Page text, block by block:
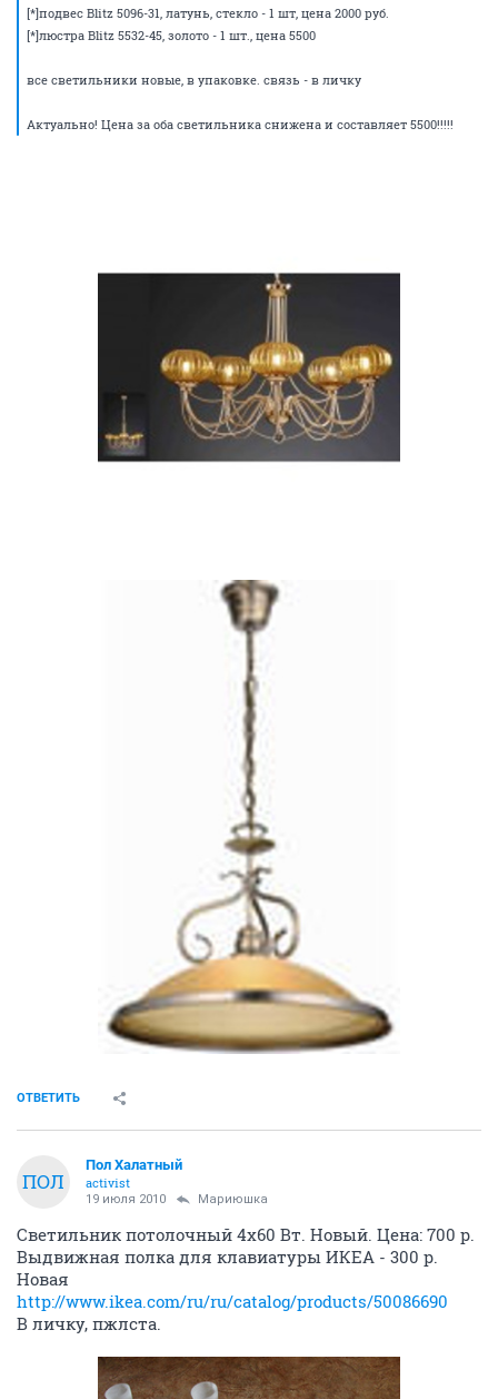
[*]подвес Blitz 5096-31, латунь, стекло - 1 шт, цена 2000 руб.
[*]люстра Blitz 5532-45, золото - 1 шт., цена 5500
все светильники новые, в упаковке. связь - в личку
Актуально! Цена за оба светильника снижена и составляет 5500!!!!!
ОТВЕТИТЬ
ПОЛ
Пол Халатный
activist
19 июля 2010 Мариюшка
Светильник потолочный 4х60 Вт. Новый. Цена: 700 р.
Выдвижная полка для клавиатуры ИКЕА - 300 р.
Новая
http://www.ikea.com/ru/ru/catalog/products/50086690
В личку, пжлста.